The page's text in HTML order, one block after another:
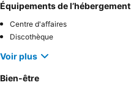
Équipements de l’hébergement
Centre d'affaires
Discothèque
Voir plus
Bien-être